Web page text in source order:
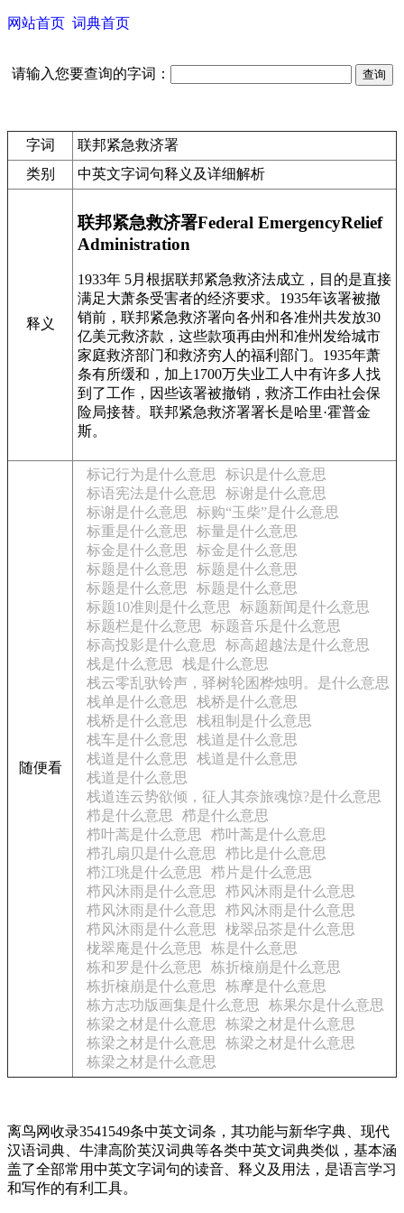
网站首页 词典首页
请输入您要查询的字词：
字词
联邦紧急救济署
类别
中英文字词句释义及详细解析
释义
联邦紧急救济署Federal EmergencyRelief
Administration
1933年 5月根据联邦紧急救济法成立，目的是直接
满足大萧条受害者的经济要求。1935年该署被撤
销前，联邦紧急救济署向各州和各准州共发放30
亿美元救济款，这些款项再由州和准州发给城市
家庭救济部门和救济穷人的福利部门。1935年萧
条有所缓和，加上1700万失业工人中有许多人找
到了工作，因些该署被撤销，救济工作由社会保
险局接替。联邦紧急救济署署长是哈里·霍普金
斯。
随便看
标记行为是什么意思
标识是什么意思
标语宪法是什么意思
标谢是什么意思
标谢是什么意思
标购“玉柴”是什么意思
标重是什么意思
标量是什么意思
标金是什么意思
标金是什么意思
标题是什么意思
标题是什么意思
标题是什么意思
标题是什么意思
标题10准则是什么意思
标题新闻是什么意思
标题栏是什么意思
标题音乐是什么意思
标高投影是什么意思
标高超越法是什么意思
栈是什么意思
栈是什么意思
栈云零乱驮铃声，驿树轮囷桦烛明。是什么意思
栈单是什么意思
栈桥是什么意思
栈桥是什么意思
栈租制是什么意思
栈车是什么意思
栈道是什么意思
栈道是什么意思
栈道是什么意思
栈道是什么意思
栈道连云势欲倾，征人其奈旅魂惊?是什么意思
栉是什么意思
栉是什么意思
栉叶蒿是什么意思
栉叶蒿是什么意思
栉孔扇贝是什么意思
栉比是什么意思
栉江珧是什么意思
栉片是什么意思
栉风沐雨是什么意思
栉风沐雨是什么意思
栉风沐雨是什么意思
栉风沐雨是什么意思
栉风沐雨是什么意思
栊翠品茶是什么意思
栊翠庵是什么意思
栋是什么意思
栋和罗是什么意思
栋折榱崩是什么意思
栋折榱崩是什么意思
栋摩是什么意思
栋方志功版画集是什么意思
栋果尔是什么意思
栋梁之材是什么意思
栋梁之材是什么意思
栋梁之材是什么意思
栋梁之材是什么意思
栋梁之材是什么意思
离鸟网收录3541549条中英文词条，其功能与新华字典、现代
汉语词典、牛津高阶英汉词典等各类中英文词典类似，基本涵
盖了全部常用中英文字词句的读音、释义及用法，是语言学习
和写作的有利工具。